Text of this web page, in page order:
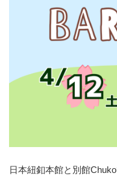
日本紐釦本館と別館